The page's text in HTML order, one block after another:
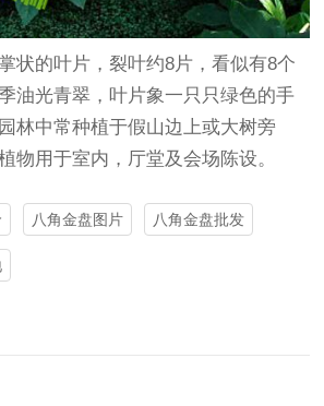
状的叶片，裂叶约8片，看似有8个
油光青翠，叶片象一只只绿色的手
林中常种植于假山边上或大树旁
物用于室内，厅堂及会场陈设。
八角金盘图片 八角金盘批发